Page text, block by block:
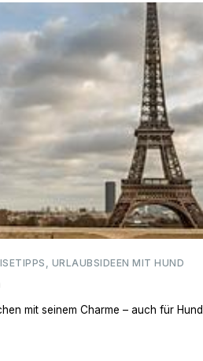
URLAUBSIDEEN MIT HUND
mit seinem Charme – auch für